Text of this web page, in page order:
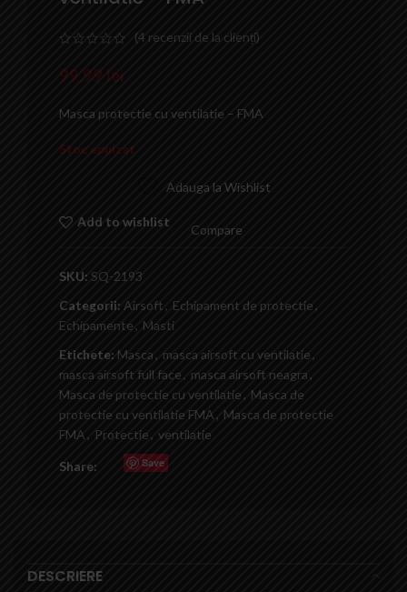
(4 recenzii de la clienți)
99,99 lei
Masca protectie cu ventilatie – FMA
Stoc epuizat
Adauga la Wishlist
Add to wishlist
Compare
SKU: SQ-2193
Categorii: Airsoft , Echipament de protectie,
Echipamente , Masti
Etichete: Masca , masca airsoft cu ventilatie,
masca airsoft full face, masca airsoft neagra,
Masca de protectie cu ventilatie , Masca de
protectie cu ventilatie FMA, Masca de protectie
FMA, Protectie, ventilatie
Share: Save
DESCRIERE